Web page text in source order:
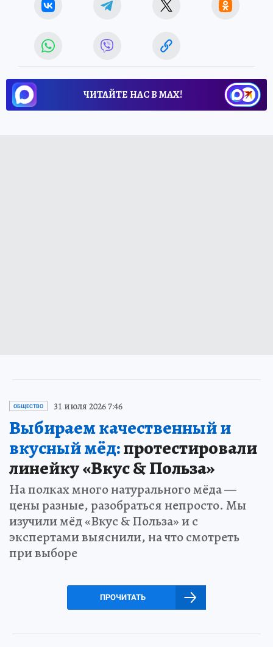
ЧИТАЙТЕ НАС В МАХ!
ОБЩЕСТВО 31 июля 2026 7:46
Выбираем качественный и
вкусный мёд:протестировали
линейку «Вкус & Польза»
На полках много натурального мёда —
цены разные, разобраться непросто. Мы
изучили мёд «Вкус & Польза» и с
экспертами выяснили, на что смотреть
при выборе
ПРОЧИТАТЬ